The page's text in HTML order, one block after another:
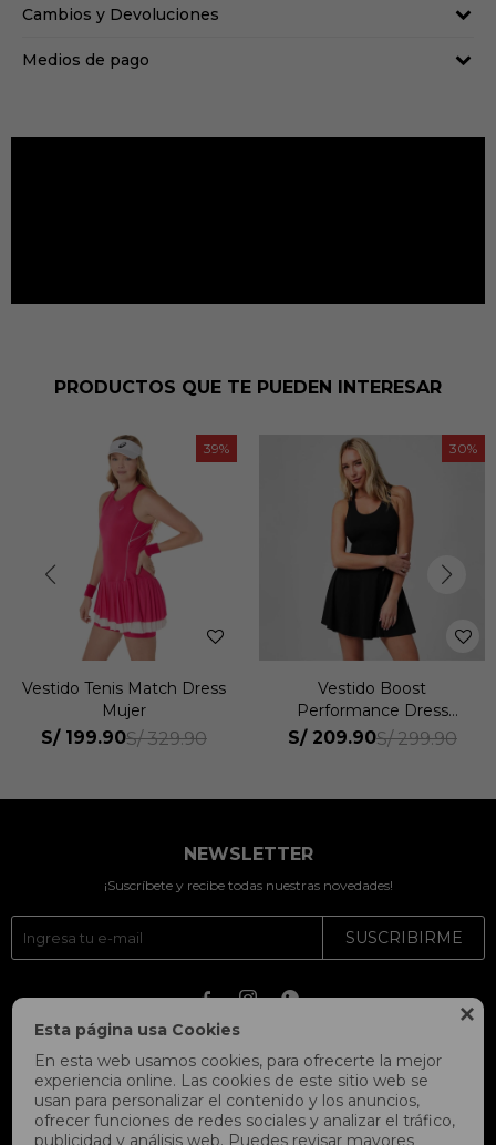

Esta página usa Cookies
En esta web usamos cookies, para ofrecerte la mejor
experiencia online. Las cookies de este sitio web se
usan para personalizar el contenido y los anuncios,
ofrecer funciones de redes sociales y analizar el tráfico,
publicidad y análisis web. Puedes revisar mayores
Cambios y Devoluciones
Medios de pago
PRODUCTOS QUE TE PUEDEN INTERESAR
39
Vestido Tenis Match Dress
Mujer
S/ 199.90S/ 329.90
30
Vestido Boost
Performance Dress
Classic Mini Mujer
S/ 209.90S/ 299.90
NEWSLETTER
¡Suscríbete y recibe todas nuestras novedades!
SUSCRIBIRME
  